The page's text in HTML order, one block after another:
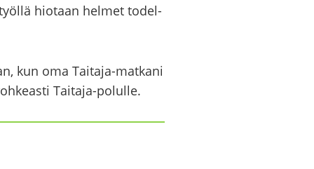
hio­taan hel­met to­del­
kun oma Taitaja-​matkani
Taitaja-​polulle.